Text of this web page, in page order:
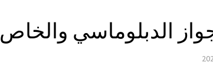
الدبلوماسي والخاص 2023